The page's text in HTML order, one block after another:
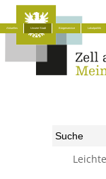
Aktuelles Unsere Stadt Bürgerservice Lokalpolitik